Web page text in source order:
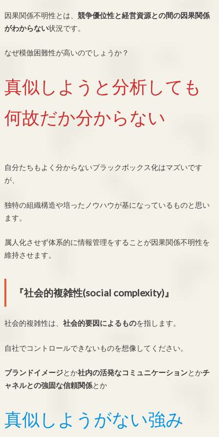
因果関係不明性とは、 競争優位性と経営資源との間の因果関係
がわからない状況です。
なぜ模倣困難性が高いのでしょうか？
真似しようと分析しても
何故だか分からない
自分たちもよく分からないブラックボックス化はマズいです
が、
独特の組織構造や培ったノウハウが基になっているものと思い
ます。
属人化させず体系的に情報管理をすることが因果関係不明性を
維持させます。
『社会的複雑性(social complexity)』
社会的複雑性は、 社会的要因によるものを指します。
自社でコントロールできないものを想像してください。
ブランドイメージとか社内の活発なコミュニケーションとかチ
ャネルとの強固な信頼関係とか
真似しようがない強み